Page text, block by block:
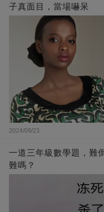
子真面目，當場嚇呆
2024/09/23
一道三年級數學題，難
難嗎？